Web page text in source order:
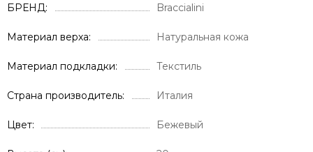
БРЕНД Braccialini
Материал верха Натуральная кожа
Материал подкладки Текстиль
Страна производитель Италия
Цвет Бежевый